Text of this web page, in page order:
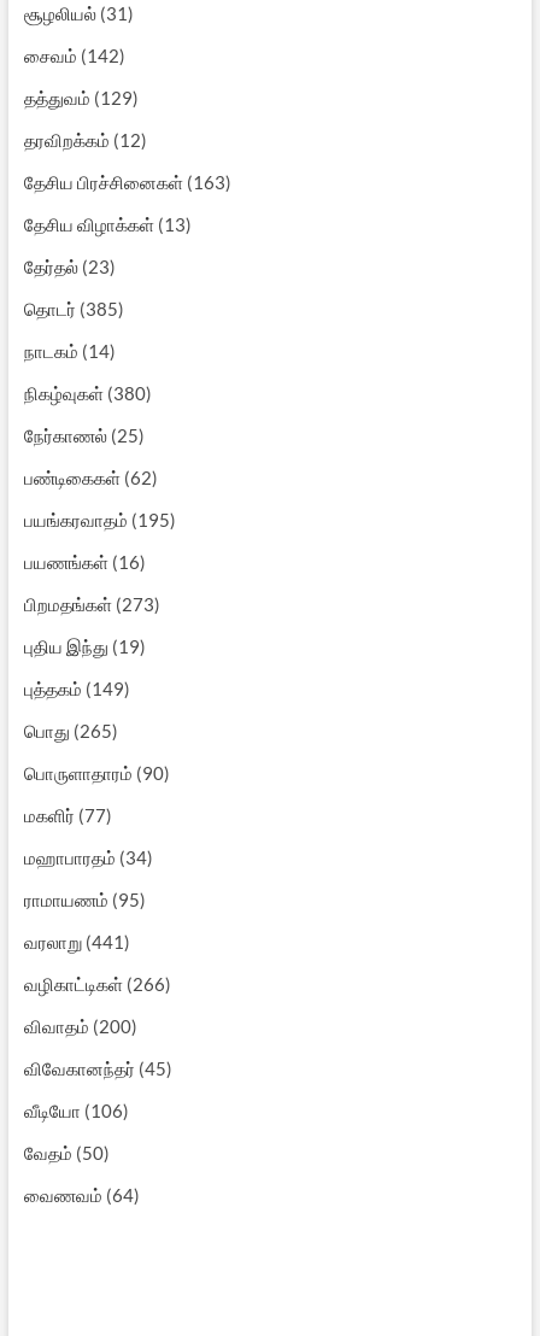
சூழலியல்(31)
சைவம் (142)
தத்துவம் (129)
தரவிறக்கம் (12)
தேசிய பிரச்சினைகள்(163)
தேசிய விழாக்கள்(13)
தேர்தல்(23)
தொடர் (385)
நாடகம் (14)
நிகழ்வுகள்(380)
நேர்காணல்(25)
பண்டிகைகள்(62)
பயங்கரவாதம் (195)
பயணங்கள்(16)
பிறமதங்கள்(273)
புதிய இந்து (19)
புத்தகம் (149)
பொது (265)
பொருளாதாரம் (90)
மகளிர் (77)
மஹாபாரதம் (34)
ராமாயணம் (95)
வரலாறு(441)
வழிகாட்டிகள்(266)
விவாதம் (200)
விவேகானந்தர் (45)
வீடியோ (106)
வேதம் (50)
வைணவம் (64)